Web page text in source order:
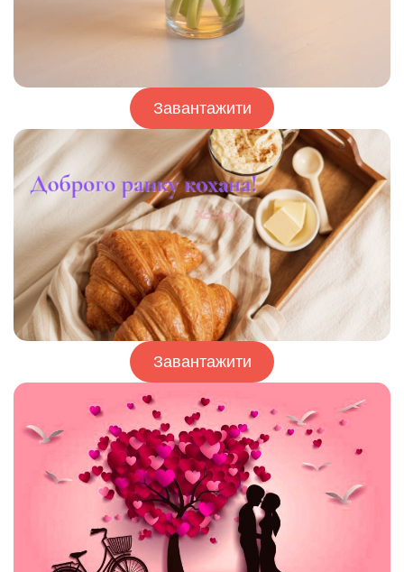
Завантажити
Завантажити